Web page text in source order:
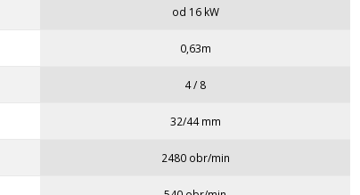
od 16 kW
0,63m
4 / 8
32/44 mm
2480 obr/min